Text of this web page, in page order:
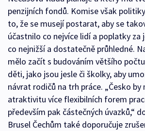
penzijních fondů. Komise však
to, že se musejí postarat, aby se
účastnilo co nejvíce lidí a poplatky za
co nejnižší a dostatečně průhledné.
mělo začít s budováním většího
děti, jako jsou jesle či školky, aby
návrat rodičů na trh práce. „Česko by
atraktivitu více flexibilních forem
především pak částečných úvazků,“
Brusel Čechům také doporučuje